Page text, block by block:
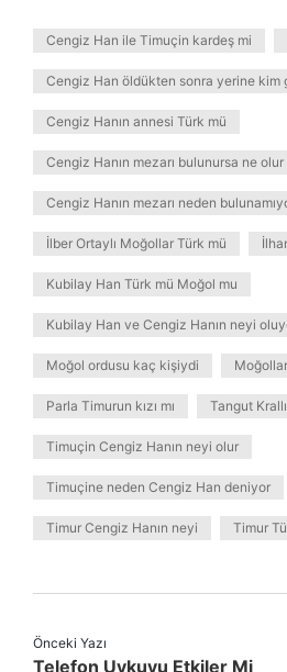
Cengiz Han ile Timuçin kardeş mi
Cengiz Han öldükten sonra yerine kim
Cengiz Hanın annesi Türk mü
Cengiz Hanın mezarı bulunursa ne olur
Cengiz Hanın mezarı neden
İlber Ortaylı Moğollar Türk mü
Kubilay Han Türk mü Moğol mu
Kubilay Han ve Cengiz Hanın neyi
Moğol ordusu kaç kişiydi
Parla Timurun kızı mı Tangut
Timuçin Cengiz Hanın neyi olur
Timuçine neden Cengiz Han deniyor
Timur Cengiz Hanın neyi Timur
Önceki Yazı
Telefon Uykuyu Etkiler Mi